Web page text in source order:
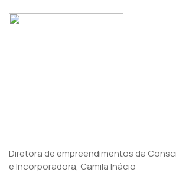
Diretora de empreendimentos da
e Incorporadora, Camila Inácio